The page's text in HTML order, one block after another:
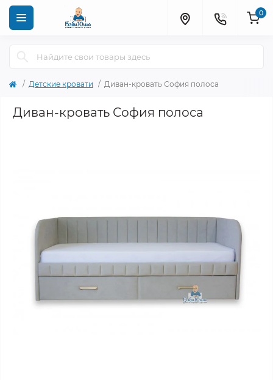
0
Детские кровати Диван-кровать София полоса
Диван-кровать София полоса